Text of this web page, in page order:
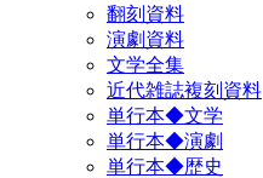
翻刻資料
演劇資料
文学全集
近代雑誌複刻資料
単行本◆文学
単行本◆演劇
単行本◆歴史